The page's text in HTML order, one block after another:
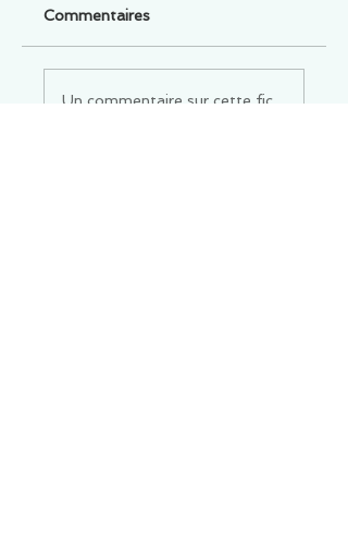
Commentaires
Un commentaire sur cette fiche ou cet